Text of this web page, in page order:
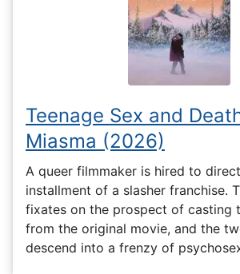
Teenage Sex and
Miasma (2026)
A queer filmmaker is hired to
installment of a slasher franchise.
fixates on the prospect of casting
from the original movie, and the
descend into a frenzy of